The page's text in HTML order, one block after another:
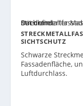
SICHTSCHUTZ
Schwarze
Fassadenfläche,
Luftdurchlass.